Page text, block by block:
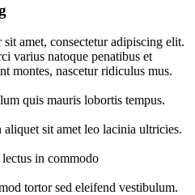
amet, consectetur adipiscing elit.
varius natoque penatibus et
montes, nascetur ridiculus mus.
quis mauris lobortis tempus.
aliquet sit amet leo lacinia ultricies.
in commodo
tortor sed eleifend vestibulum.